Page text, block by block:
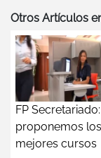
Otros Artículos
FP
proponemos los
mejores cursos